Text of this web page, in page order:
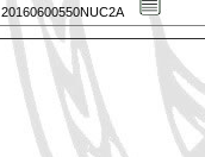
20160600550NUC2A